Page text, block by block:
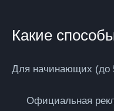
Какие
Для начинающих (до
Официальная